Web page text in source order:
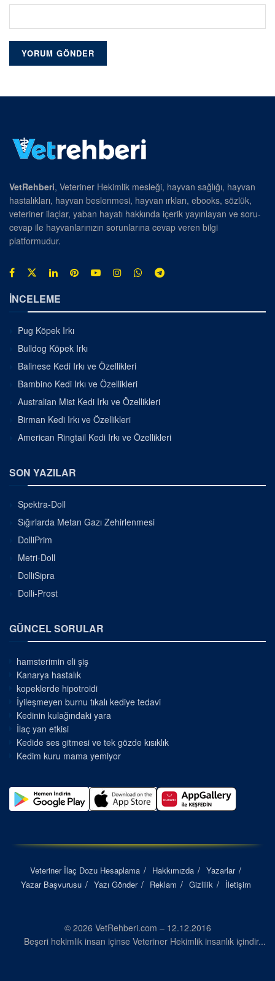
VetRehberi, Veteriner Hekimlik mesleği, hayvan sağlığı, hayvan
hastalıkları, hayvan beslenmesi, hayvan ırkları, ebooks, sözlük,
veteriner ilaçlar, yaban hayatı hakkında içerik yayınlayan ve soru-
cevap ile hayvanlarınızın sorunlarına cevap veren bilgi
platformudur.
İNCELEME
Pug Köpek Irkı
Bulldog Köpek Irkı
Balinese Kedi Irkı ve Özellikleri
Bambino Kedi Irkı ve Özellikleri
Australian Mist Kedi Irkı ve Özellikleri
Birman Kedi Irkı ve Özellikleri
American Ringtail Kedi Irkı ve Özellikleri
SON YAZILAR
Spektra-Doll
Sığırlarda Metan Gazı Zehirlenmesi
DolliPrim
Metri-Doll
DolliSipra
Dolli-Prost
GÜNCEL SORULAR
hamsterimin eli şiş
Kanarya hastalık
kopeklerde hipotroidi
İyileşmeyen burnu tıkalı kediye tedavi
Kedinin kulağındaki yara
İlaç yan etkisi
Kedide ses gitmesi ve tek gözde kısıklık
Kedim kuru mama yemiyor
Veteriner İlaç Dozu Hesaplama Hakkımızda
Yazarlar
Yazar Başvurusu
Yazı Gönder Reklam Gizlilik İletişim
© 2026 VetRehberi.com – 12.12.2016
Beşeri hekimlik insan içinse Veteriner Hekimlik insanlık içindir...